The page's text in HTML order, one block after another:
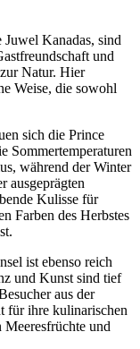
Kanadas, sind
und
Natur. Hier
Weise, die sowohl
sich die Prince
Sommertemperaturen
während der Winter
ausgeprägten
Kulisse für
Farben des Herbstes
ist ebenso reich
und Kunst sind tief
aus der
für ihre kulinarischen
und